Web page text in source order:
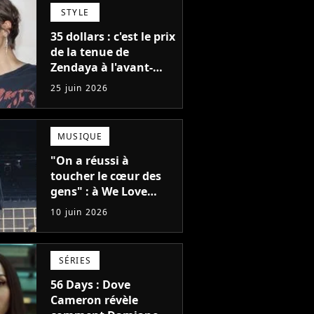
international
STYLE
35 dollars : c'est le prix
de la tenue de
Zendaya à l'avant-
première de Spider-
Man à Paris, "Le style
n'a pas besoin de
coûter une fortune"
25 juin 2026
MUSIQUE
"On a réussi à
toucher le cœur des
gens" : à We Love
Green, Feu!
Chatterton s'impose
comme le groupe rock
français de sa
génération
10 juin 2026
SÉRIES
56 Days : Dove
Cameron révèle